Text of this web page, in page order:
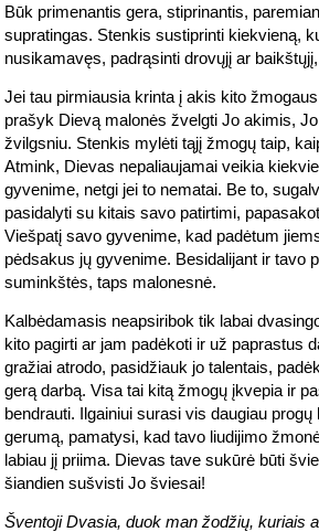
Būk primenantis gera, stiprinantis,
supratingas. Stenkis sustiprinti kiekvieną,
nusikamavęs, padrąsinti drovųjį ar
Jei tau pirmiausia krinta į akis kito
prašyk Dievą malonės žvelgti Jo akimis,
žvilgsniu. Stenkis mylėti tąjį žmogų taip,
Atmink, Dievas nepaliaujamai veikia
gyvenime, netgi jei to nematai. Be to,
pasidalyti su kitais savo patirtimi,
Viešpatį savo gyvenime, kad padėtum
pėdsakus jų gyvenime. Besidalijant ir tavo
suminkštės, taps malonesnė.
Kalbėdamasis neapsiribok tik labai
kito pagirti ar jam padėkoti ir už paprastus
gražiai atrodo, pasidžiauk jo talentais,
gerą darbą. Visa tai kitą žmogų įkvepia ir
bendrauti. Ilgainiui surasi vis daugiau
gerumą, pamatysi, kad tavo liudijimo
labiau jį priima. Dievas tave sukūrė būti
šiandien sušvisti Jo šviesai!
Šventoji Dvasia, duok man žodžių, kuriais